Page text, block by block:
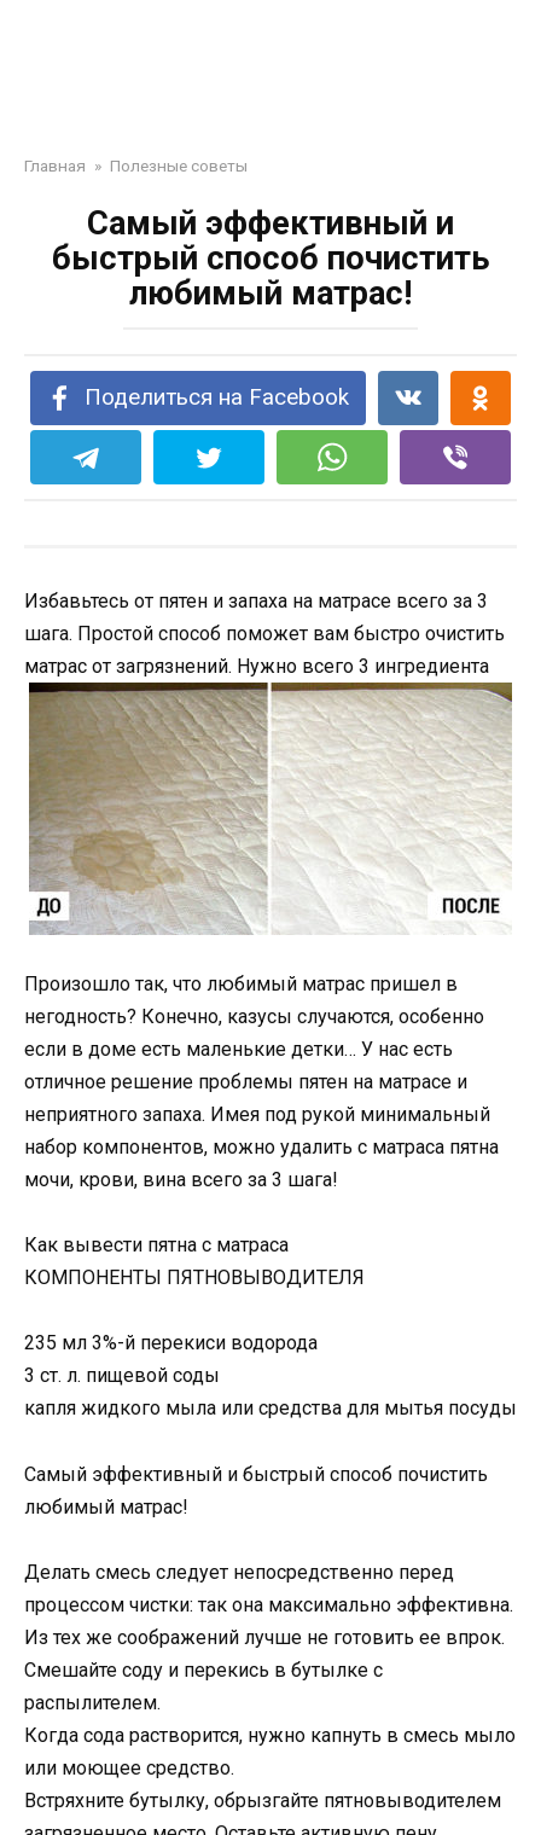
Главная » Полезные советы
Самый эффективный и
быстрый способ почистить
любимый матрас!
Поделиться на Facebook
Избавьтесь от пятен и запаха на матрасе всего за 3
шага. Простой способ поможет вам быстро очистить
матрас от загрязнений. Нужно всего 3 ингредиента
Произошло так, что любимый матрас пришел в
негодность? Конечно, казусы случаются, особенно
если в доме есть маленькие детки… У нас есть
отличное решение проблемы пятен на матрасе и
неприятного запаха. Имея под рукой минимальный
набор компонентов, можно удалить с матраса пятна
мочи, крови, вина всего за 3 шага!
Как вывести пятна с матраса
КОМПОНЕНТЫ ПЯТНОВЫВОДИТЕЛЯ
235 мл 3%-й перекиси водорода
3 ст. л. пищевой соды
капля жидкого мыла или средства для мытья посуды
Самый эффективный и быстрый способ почистить
любимый матрас!
Делать смесь следует непосредственно перед
процессом чистки: так она максимально эффективна.
Из тех же соображений лучше не готовить ее впрок.
Смешайте соду и перекись в бутылке с
распылителем.
Когда сода растворится, нужно капнуть в смесь мыло
или моющее средство.
Встряхните бутылку, обрызгайте пятновыводителем